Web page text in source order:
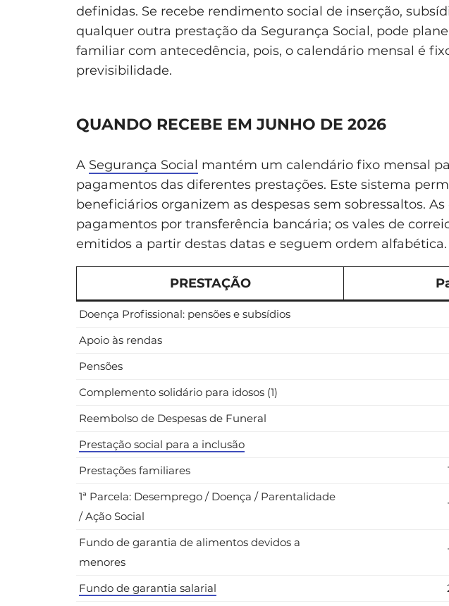
definidas. Se recebe rendimento social de inserção,
qualquer outra prestação da Segurança Social, pode
familiar com antecedência, pois, o calendário mensal é
previsibilidade.
QUANDO RECEBE EM JUNHO DE 2026
A Segurança Social mantém um calendário fixo mensal
pagamentos das diferentes prestações. Este sistema
beneficiários organizem as despesas sem sobressaltos.
pagamentos por transferência bancária; os vales de
emitidos a partir destas datas e seguem ordem alfabética.
PRESTAÇÃO
Doença Profissional: pensões e subsídios
Apoio às rendas
Pensões
Complemento solidário para idosos (1)
Reembolso de Despesas de Funeral
Prestação social para a inclusão
Prestações familiares
1ª Parcela: Desemprego / Doença / Parentalidade
/ Ação Social
Fundo de garantia de alimentos devidos a
menores
Fundo de garantia salarial